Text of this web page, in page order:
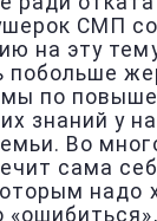
СМП
на эту
побольше
по
знаний у
Во
сама
надо